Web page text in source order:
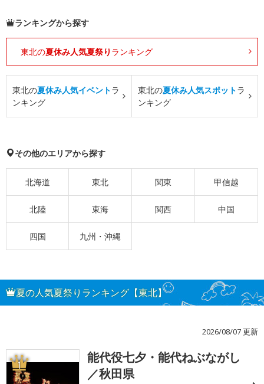
ランキングから探す
東北の夏休み人気夏祭り ランキング
東北の夏休み人気イベントラ
ンキング
東北の夏休み人気スポットラ
ンキング
その他のエリアから探す
北海道 東北 関東 甲信越
北陸 東海 関西 中国
四国 九州・沖縄
夏の人気夏祭りランキング【東北】
2026/08/07 更新
1
能代役七夕・能代ねぶながし
／秋田県